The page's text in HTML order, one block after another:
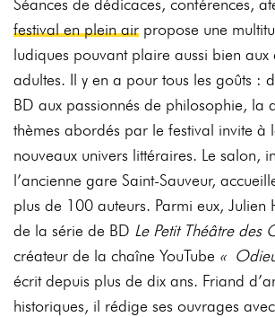
Séances de dédicaces, conférences,
festival en plein air propose une
ludiques pouvant plaire aussi bien aux
adultes. Il y en a pour tous les goûts :
BD aux passionnés de philosophie, la
thèmes abordés par le festival invite à
nouveaux univers littéraires. Le salon,
l’ancienne gare Saint-Sauveur,
plus de 100 auteurs. Parmi eux, Julien
de la série de BD Le Petit Théâtre des
créateur de la chaîne YouTube «
écrit depuis plus de dix ans. Friand
historiques, il rédige ses ouvrages